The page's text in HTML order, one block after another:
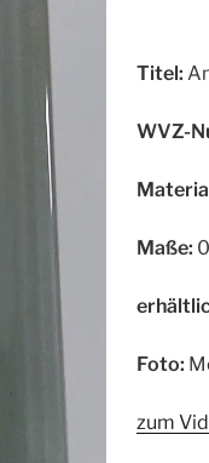
Titel:
WVZ-
Maße:
Foto:
zum